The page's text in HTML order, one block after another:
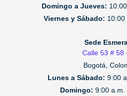
Domingo a Jueves:
Viernes y Sábado: 10:00
Sede
Calle 53 # 58
Bogotá,
Lunes a Sábado: 9:00
Domingo: 9:00 a.m.